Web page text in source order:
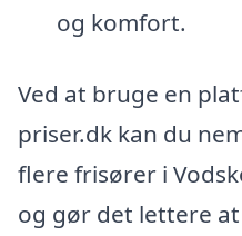
og komfort.
Ved at bruge en
priser.dk kan du
flere frisører i
og gør det lettere